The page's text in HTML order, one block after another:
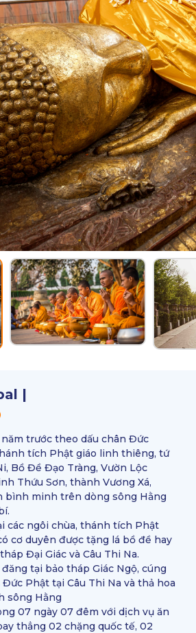
|
trước theo dấu chân Đức
tích Phật giáo linh thiêng, tứ
Bồ Đề Đạo Tràng, Vườn Lộc
Thứu Sơn, thành Vương Xá,
bình minh trên dòng sông Hằng
các ngôi chùa, thánh tích Phật
cơ duyên được tặng lá bồ đề hay
Đại Giác và Câu Thi Na.
tại bảo tháp Giác Ngộ, cúng
Phật tại Câu Thi Na và thả hoa
sông Hằng
07 ngày 07 đêm với dịch vụ ăn
thẳng 02 chặng quốc tế, 02